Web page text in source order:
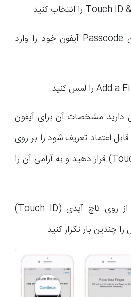
رمز عبور یا همان Passcode آیفون خود را وارد
دارید مشخصات آن برای آیفون
اعتماد تعریف شود را بر روی
تاچ آیدی (Touch ID) قرار دهید و به آرامی آن را
انگشت خود را از روی تاچ آیدی (Touch ID)
را چندین بار تکرار کنید.